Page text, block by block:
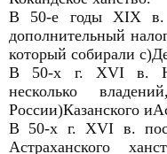
В 50-е годы ХIХ в.
дополнительный
который собирали
В 50-х г. XVI в.
несколько
России)Казанского
В 50-х г. XVI в.
Астраханского